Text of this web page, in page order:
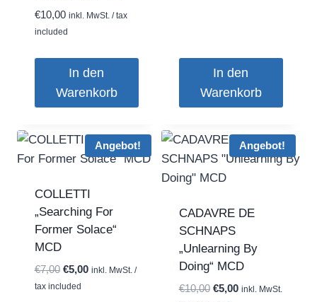
€10,00 inkl. MwSt. / tax
included
In den
Warenkorb
In den
Warenkorb
Angebot!
COLLETTI
„Searching For
Former Solace“
MCD
€7,00 Ursprünglicher
Preis
€5,00Aktueller
inkl. MwSt. /
tax included
Angebot!
CADAVRE DE
SCHNAPS
„Unlearning By
Doing“ MCD
€10,00 Ursprünglicher
€5,00Aktueller
inkl. MwSt.